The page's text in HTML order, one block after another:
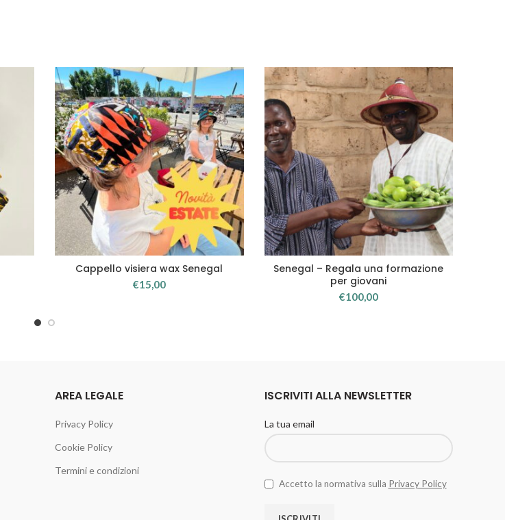
AGGIUNGI AL CARRELLO
Cappello visiera wax Senegal
€15,00
AGGIUNGI AL CARRELLO
Senegal – Regala una formazione
per giovani
€100,00
AREA LEGALE
Privacy Policy
Cookie Policy
Termini e condizioni
ISCRIVITI ALLA NEWSLETTER
La tua email
Accetto la normativa sulla Privacy Policy